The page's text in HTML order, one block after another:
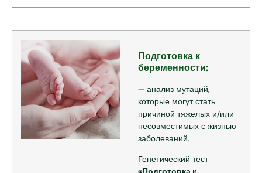
Подготовка к
беременности:
— анализ мутаций,
которые могут стать
причиной тяжелых и/или
несовместимых с жизнью
заболеваний.
Генетический тест